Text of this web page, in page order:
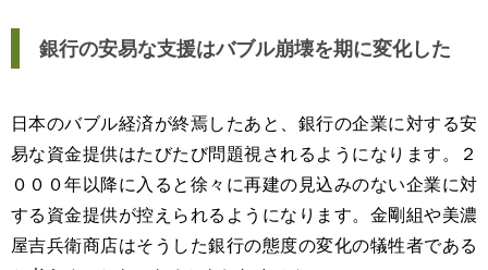
銀行の安易な支援はバブル崩壊を期に変化した
日本のバブル経済が終焉したあと、銀行の企業に対する安
易な資金提供はたびたび問題視されるようになります。２
０００年以降に入ると徐々に再建の見込みのない企業に対
する資金提供が控えられるようになります。金剛組や美濃
屋吉兵衛商店はそうした銀行の態度の変化の犠牲者である